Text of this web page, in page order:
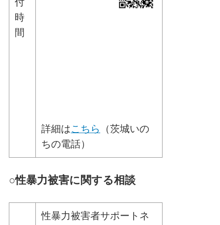
時
間
詳細はこちら
（茨城いの
ちの電話）
○性暴力被害に関する相談
性暴力被害者サポートネ